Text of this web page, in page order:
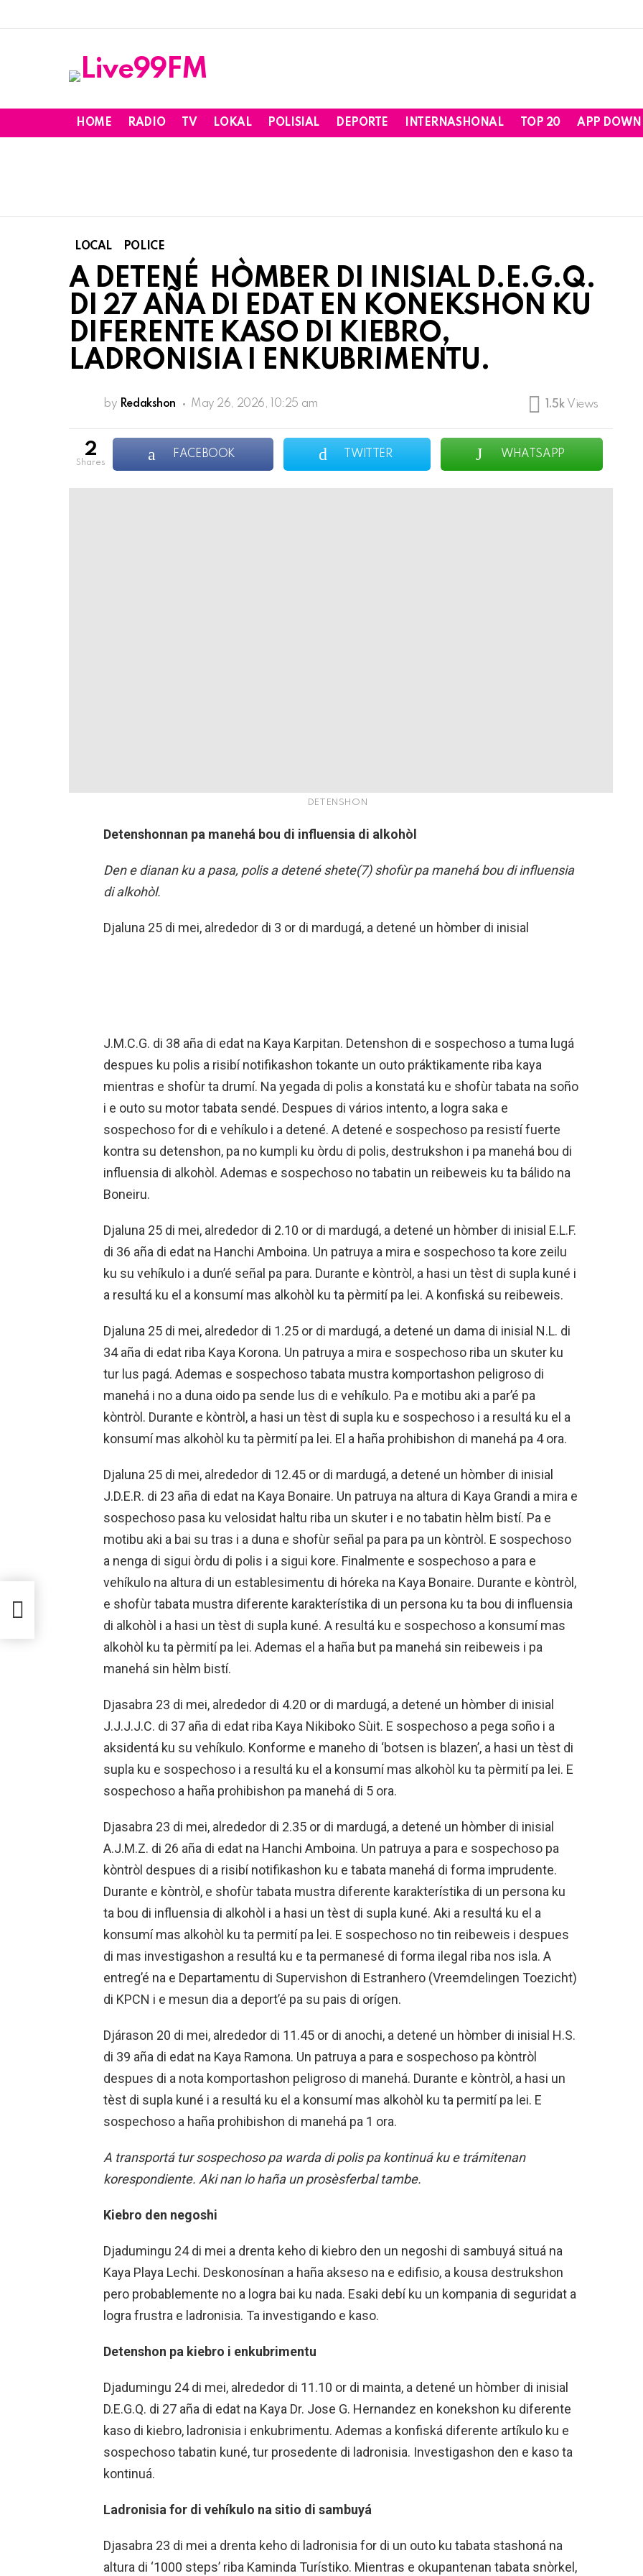
HOME RADIO TV LOKAL POLISIAL DEPORTE INTERNASHONAL TOP 20 APP
LOCAL POLICE
A DETENÉ HÒMBER DI INISIAL D.E.G.Q.
DI 27 AÑA DI EDAT EN KONEKSHON KU
DIFERENTE KASO DI KIEBRO,
LADRONISIA I ENKUBRIMENTU.
by Redakshon May 26, 2026, 10:25 am 1.5k Views
2
shares
FACEBOOK TWITTER WHATSAPP
DETENSHON
Detenshonnan pa manehá bou di influensia di alkohòl
Den e dianan ku a pasa, polis a detené shete(7) shofùr pa manehá bou di influensia
di alkohòl.
Djaluna 25 di mei, alrededor di 3 or di mardugá, a detené un hòmber di inisial
J.M.C.G. di 38 aña di edat na Kaya Karpitan. Detenshon di e sospechoso a tuma lugá
despues ku polis a risibí notifikashon tokante un outo práktikamente riba kaya
mientras e shofùr ta drumí. Na yegada di polis a konstatá ku e shofùr tabata na soño
i e outo su motor tabata sendé. Despues di vários intento, a logra saka e
sospechoso for di e vehíkulo i a detené. A detené e sospechoso pa resistí fuerte
kontra su detenshon, pa no kumpli ku òrdu di polis, destrukshon i pa manehá bou di
influensia di alkohòl. Ademas e sospechoso no tabatin un reibeweis ku ta bálido na
Boneiru.
Djaluna 25 di mei, alrededor di 2.10 or di mardugá, a detené un hòmber di inisial E.L.F.
di 36 aña di edat na Hanchi Amboina. Un patruya a mira e sospechoso ta kore zeilu
ku su vehíkulo i a dun’é señal pa para. Durante e kòntròl, a hasi un tèst di supla kuné i
a resultá ku el a konsumí mas alkohòl ku ta pèrmití pa lei. A konfiská su reibeweis.
Djaluna 25 di mei, alrededor di 1.25 or di mardugá, a detené un dama di inisial N.L. di
34 aña di edat riba Kaya Korona. Un patruya a mira e sospechoso riba un skuter ku
tur lus pagá. Ademas e sospechoso tabata mustra komportashon peligroso di
manehá i no a duna oido pa sende lus di e vehíkulo. Pa e motibu aki a par’é pa
kòntròl. Durante e kòntròl, a hasi un tèst di supla ku e sospechoso i a resultá ku el a
konsumí mas alkohòl ku ta pèrmití pa lei. El a haña prohibishon di manehá pa 4 ora.
Djaluna 25 di mei, alrededor di 12.45 or di mardugá, a detené un hòmber di inisial
J.D.E.R. di 23 aña di edat na Kaya Bonaire. Un patruya na altura di Kaya Grandi a mira e
sospechoso pasa ku velosidat haltu riba un skuter i e no tabatin hèlm bistí. Pa e
motibu aki a bai su tras i a duna e shofùr señal pa para pa un kòntròl. E sospechoso
a nenga di sigui òrdu di polis i a sigui kore. Finalmente e sospechoso a para e
vehíkulo na altura di un establesimentu di hóreka na Kaya Bonaire. Durante e kòntròl,
e shofùr tabata mustra diferente karakterístika di un persona ku ta bou di influensia
di alkohòl i a hasi un tèst di supla kuné. A resultá ku e sospechoso a konsumí mas
alkohòl ku ta pèrmití pa lei. Ademas el a haña but pa manehá sin reibeweis i pa
manehá sin hèlm bistí.
Djasabra 23 di mei, alrededor di 4.20 or di mardugá, a detené un hòmber di inisial
J.J.J.J.C. di 37 aña di edat riba Kaya Nikiboko Sùit. E sospechoso a pega soño i a
aksidentá ku su vehíkulo. Konforme e maneho di ‘botsen is blazen’, a hasi un tèst di
supla ku e sospechoso i a resultá ku el a konsumí mas alkohòl ku ta pèrmití pa lei. E
sospechoso a haña prohibishon pa manehá di 5 ora.
Djasabra 23 di mei, alrededor di 2.35 or di mardugá, a detené un hòmber di inisial
A.J.M.Z. di 26 aña di edat na Hanchi Amboina. Un patruya a para e sospechoso pa
kòntròl despues di a risibí notifikashon ku e tabata manehá di forma imprudente.
Durante e kòntròl, e shofùr tabata mustra diferente karakterístika di un persona ku
ta bou di influensia di alkohòl i a hasi un tèst di supla kuné. Aki a resultá ku el a
konsumí mas alkohòl ku ta permití pa lei. E sospechoso no tin reibeweis i despues
di mas investigashon a resultá ku e ta permanesé di forma ilegal riba nos isla. A
entreg’é na e Departamentu di Supervishon di Estranhero (Vreemdelingen Toezicht)
di KPCN i e mesun dia a deport’é pa su pais di orígen.
Djárason 20 di mei, alrededor di 11.45 or di anochi, a detené un hòmber di inisial H.S.
di 39 aña di edat na Kaya Ramona. Un patruya a para e sospechoso pa kòntròl
despues di a nota komportashon peligroso di manehá. Durante e kòntròl, a hasi un
tèst di supla kuné i a resultá ku el a konsumí mas alkohòl ku ta permití pa lei. E
sospechoso a haña prohibishon di manehá pa 1 ora.
A transportá tur sospechoso pa warda di polis pa kontinuá ku e trámitenan
korespondiente. Aki nan lo haña un prosèsferbal tambe.
Kiebro den negoshi
Djadumingu 24 di mei a drenta keho di kiebro den un negoshi di sambuyá situá na
Kaya Playa Lechi. Deskonosínan a haña akseso na e edifisio, a kousa destrukshon
pero probablemente no a logra bai ku nada. Esaki debí ku un kompania di seguridat a
logra frustra e ladronisia. Ta investigando e kaso.
Detenshon pa kiebro i enkubrimentu
Djadumingu 24 di mei, alrededor di 11.10 or di mainta, a detené un hòmber di inisial
D.E.G.Q. di 27 aña di edat na Kaya Dr. Jose G. Hernandez en konekshon ku diferente
kaso di kiebro, ladronisia i enkubrimentu. Ademas a konfiská diferente artíkulo ku e
sospechoso tabatin kuné, tur prosedente di ladronisia. Investigashon den e kaso ta
kontinuá.
Ladronisia for di vehíkulo na sitio di sambuyá
Djasabra 23 di mei a drenta keho di ladronisia for di un outo ku tabata stashoná na
altura di ‘1000 steps’ riba Kaminda Turístiko. Mientras e okupantenan tabata snòrkel,
TA